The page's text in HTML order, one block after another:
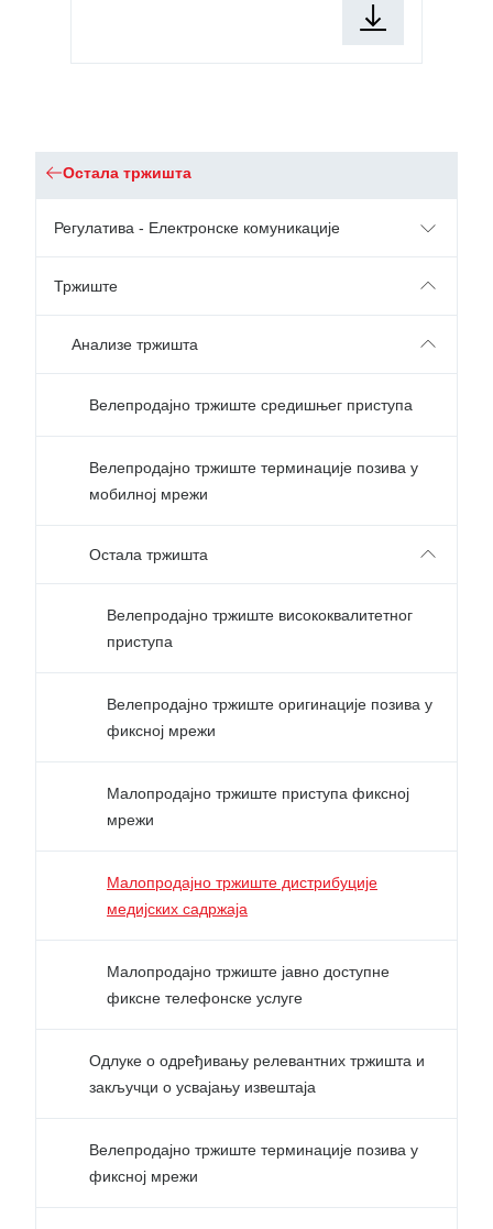
Остала тржишта
Регулатива - Електронске комуникације
Тржиште
Анализе тржишта
Велепродајно тржиште средишњег приступа
Велепродајно тржиште терминације позива у
мобилној мрежи
Остала тржишта
Велепродајно тржиште висококвалитетног
приступа
Велепродајно тржиште оригинације позива у
фиксној мрежи
Малопродајно тржиште приступа фиксној
мрежи
Малопродајно тржиште дистрибуције
медијских садржаја
Малопродајно тржиште јавно доступне
фиксне телефонске услуге
Одлуке о одређивању релевантних тржишта и
закључци о усвајању извештаја
Велепродајно тржиште терминације позива у
фиксној мрежи